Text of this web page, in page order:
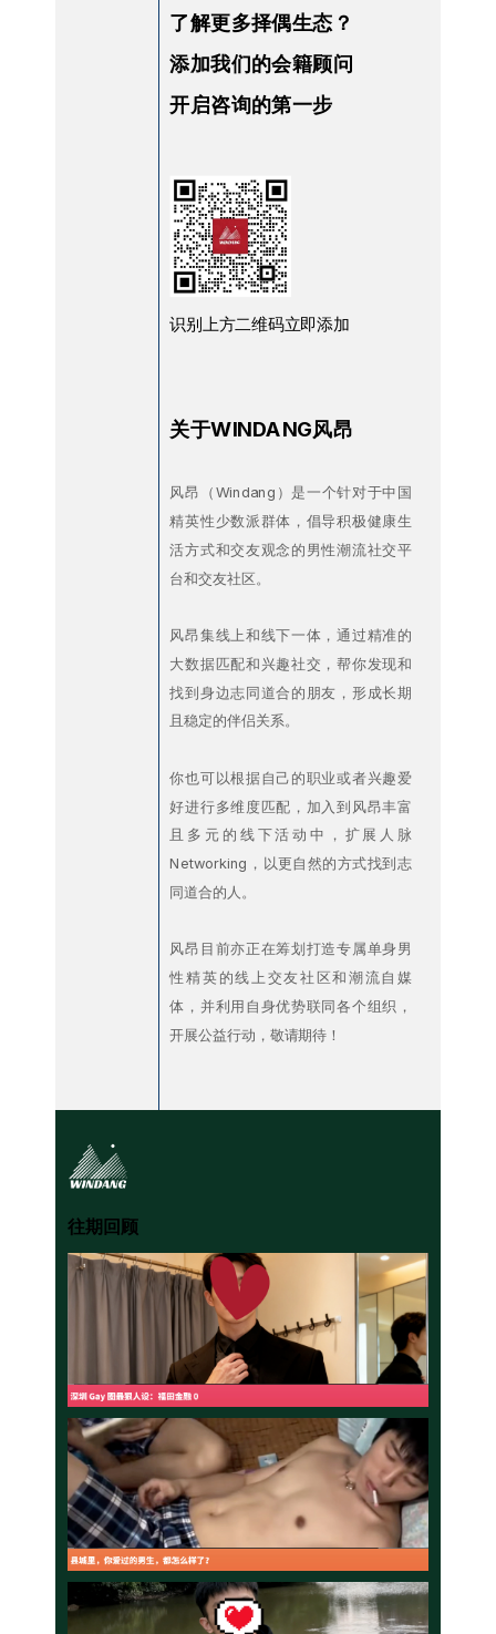
了解更多择偶生态？
添加我们的会籍顾问
开启咨询的第一步
识别上方二维码立即添加
关于WINDANG风昂
风昂（Windang）是一个针对于中国
精英性少数派群体，倡导积极健康生
活方式和交友观念的男性潮流社交平
台和交友社区。
风昂集线上和线下一体，通过精准的
大数据匹配和兴趣社交，帮你发现和
找到身边志同道合的朋友，形成长期
且稳定的伴侣关系。
你也可以根据自己的职业或者兴趣爱
好进行多维度匹配，加入到风昂丰富
且多元的线下活动中，扩展人脉
Networking，以更自然的方式找到志
同道合的人。
风昂目前亦正在筹划打造专属单身男
性精英的线上交友社区和潮流自媒
体，并利用自身优势联同各个组织，
开展公益行动，敬请期待！
往期回顾